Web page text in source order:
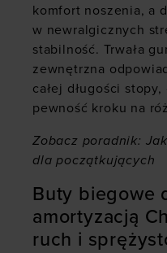
komfort noszenia, a
w newralgicznych
stabilność. Trwała
zewnętrzna
całej długości
pewność kroku na
Zobacz poradnik:
dla początkujących
Buty biegowe
amortyzacją
ruch i